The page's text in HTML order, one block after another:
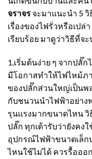
จราจร จะมาแนะนำ 5
เรื่องของไฟรั่วหรือเปล่
เรียบร้อย มาดูว่าวิธีที่จ
1.เริ่มต้นง่าย ๆ จากปลั๊
มีโอกาสทำให้ไฟไหม้ภ
ของปลั๊กส่วนใหญ่เป็นพ
กับชนวนนำไฟฟ้าอย่าง
รุนแรงมากขนาดไหน
ปลั๊ก ทุกเต้ารับว่ายังคง
อุปกรณ์ไฟฟ้าขนาดเล็ก
ไหนใช้ไม่ได้ ควรรื้อออ